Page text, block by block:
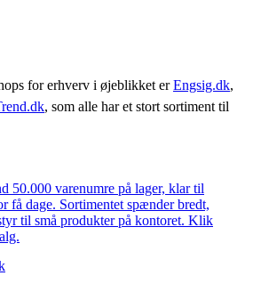
for erhverv i øjeblikket erEngsig.dk,
, som alle har et stort sortiment til
50.000 varenumre på lager, klar til
få dage. Sortimentet spænder bredt,
til små produkter på kontoret. Klik